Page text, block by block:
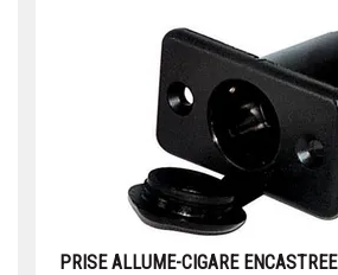
PRISE ALLUME-CIGARE ENCASTREE